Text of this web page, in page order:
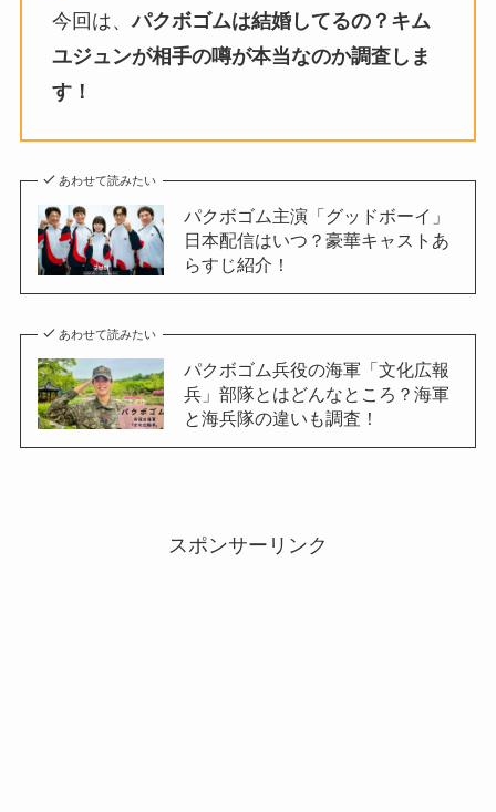
今回は、パクボゴムは結婚してるの？キム
ユジュンが相手の噂が本当なのか調査しま
す！
あわせて読みたい
パクボゴム主演「グッドボーイ」
日本配信はいつ？豪華キャストあ
らすじ紹介！
あわせて読みたい
パクボゴム兵役の海軍「文化広報
兵」部隊とはどんなところ？海軍
と海兵隊の違いも調査！
スポンサーリンク